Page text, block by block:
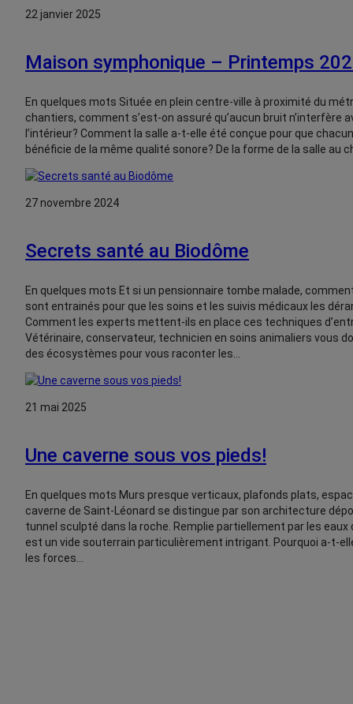
22 janvier 2025
Maison symphonique – Printemps
En quelques mots Située en plein centre-ville à proximité du
chantiers, comment s’est-on assuré qu’aucun bruit n’interfère
l’intérieur? Comment la salle a-t-elle été conçue pour que
bénéficie de la même qualité sonore? De la forme de la salle au
27 novembre 2024
Secrets santé au Biodôme
En quelques mots Et si un pensionnaire tombe malade,
sont entrainés pour que les soins et les suivis médicaux les
Comment les experts mettent-ils en place ces techniques
Vétérinaire, conservateur, technicien en soins animaliers vous
des écosystèmes pour vous raconter les…
21 mai 2025
Une caverne sous vos pieds!
En quelques mots Murs presque verticaux, plafonds plats,
caverne de Saint-Léonard se distingue par son architecture
tunnel sculpté dans la roche. Remplie partiellement par les eaux
est un vide souterrain particulièrement intrigant. Pourquoi a-t-
les forces…